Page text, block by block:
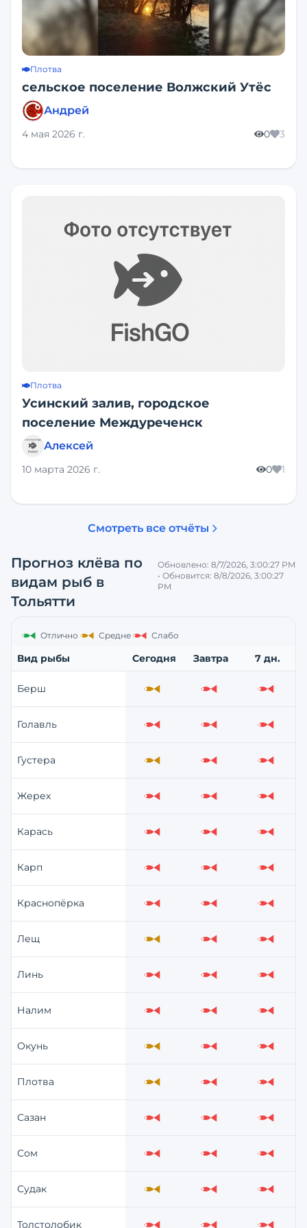
Плотва
сельское поселение Волжский Утёс
Андрей
4 мая 2026 г. 0 3
Плотва
Усинский залив, городское
поселение Междуреченск
Алексей
10 марта 2026 г. 0 1
Смотреть все отчёты
Прогноз клёва по
видам рыб в
Тольятти
Обновлено: 8/7/2026, 3:00:27 PM
• Обновится: 8/8/2026, 3:00:27
PM
Отлично Средне Слабо
Вид рыбы Сегодня Завтра 7 дн.
Берш Средне Слабо Слабо
Голавль Слабо Слабо Слабо
Густера Средне Слабо Слабо
Жерех Слабо Слабо Слабо
Карась Слабо Слабо Слабо
Карп Слабо Слабо Слабо
Краснопёрка Слабо Слабо Слабо
Лещ Средне Слабо Слабо
Линь Слабо Слабо Слабо
Налим Слабо Слабо Слабо
Окунь Средне Слабо Слабо
Плотва Средне Слабо Слабо
Сазан Слабо Слабо Слабо
Сом Слабо Слабо Слабо
Судак Средне Слабо Слабо
Толстолобик